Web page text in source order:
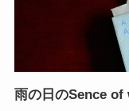
雨の日のSence of